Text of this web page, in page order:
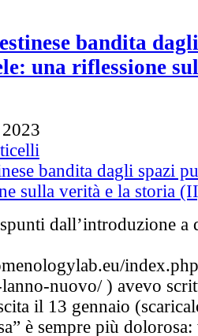
bandita
una riflessione
dall’introduzione a
nuovo/ ‎) avevo
il 13 gennaio
è sempre più